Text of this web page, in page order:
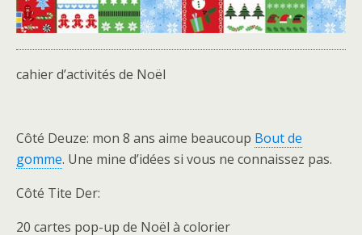
cahier d’activités de Noël
Côté Deuze: mon 8 ans aime beaucoup Bout de
gomme. Une mine d’idées si vous ne connaissez pas.
Côté Tite Der:
20 cartes pop-up de Noël à colorier